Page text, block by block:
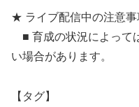
★ ライブ配信中の注意事
■ 育成の状況によって
い場合があります。
【タグ】